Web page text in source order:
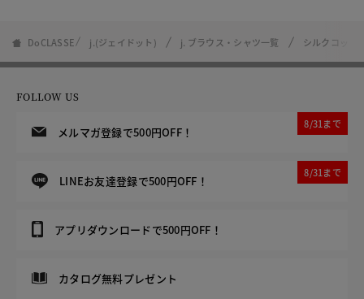
DoCLASSE j.(ジェイドット) j. ブラウス・シャツ一覧 シルクコット
FOLLOW US
メルマガ登録で500円OFF！
8/31まで
LINEお友達登録で500円OFF！
8/31まで
アプリダウンロードで500円OFF！
カタログ無料プレゼント